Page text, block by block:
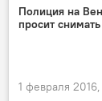
Полиция на
просит
1 февраля